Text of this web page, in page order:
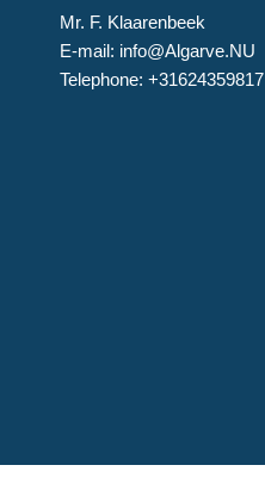
Mr. F. Klaarenbeek
E-mail: info@Algarve.NU
Telephone: +31624359817